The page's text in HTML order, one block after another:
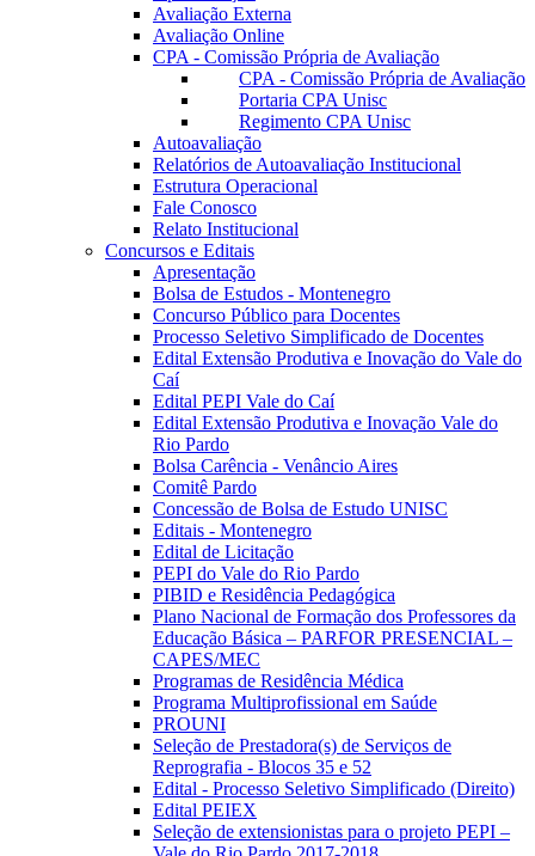
Avaliação Externa
Avaliação Online
CPA - Comissão Própria de Avaliação
CPA - Comissão Própria de Avaliação
Portaria CPA Unisc
Regimento CPA Unisc
Autoavaliação
Relatórios de Autoavaliação Institucional
Estrutura Operacional
Fale Conosco
Relato Institucional
Concursos e Editais
Apresentação
Bolsa de Estudos - Montenegro
Concurso Público para Docentes
Processo Seletivo Simplificado de Docentes
Edital Extensão Produtiva e Inovação do Vale do
Caí
Edital PEPI Vale do Caí
Edital Extensão Produtiva e Inovação Vale do
Rio Pardo
Bolsa Carência - Venâncio Aires
Comitê Pardo
Concessão de Bolsa de Estudo UNISC
Editais - Montenegro
Edital de Licitação
PEPI do Vale do Rio Pardo
PIBID e Residência Pedagógica
Plano Nacional de Formação dos Professores da
Educação Básica – PARFOR PRESENCIAL –
CAPES/MEC
Programas de Residência Médica
Programa Multiprofissional em Saúde
PROUNI
Seleção de Prestadora(s) de Serviços de
Reprografia - Blocos 35 e 52
Edital - Processo Seletivo Simplificado (Direito)
Edital PEIEX
Seleção de extensionistas para o projeto PEPI –